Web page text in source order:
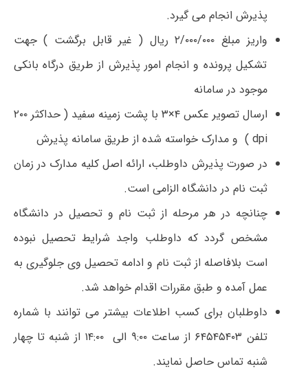
پذیرش انجام می­ گیرد.
واریز مبلغ ۲/۰۰۰/۰۰۰ ریال ( غیر قابل برگشت ) جهت
تشکیل پرونده و انجام امور پذیرش از طریق درگاه بانکی
موجود در سامانه
ارسال تصویر عکس ۴×۳ با پشت زمینه سفید ( حداکثر ۲۰۰
dpi ) و مدارک خواسته شده از طریق سامانه پذیرش
در صورت پذیرش داوطلب، ارائه اصل کلیه مدارک در زمان
ثبت­ نام در دانشگاه الزامی است.
چنانچه در هر مرحله از ثبت­ نام و تحصیل در دانشگاه
مشخص گردد که داوطلب واجد شرایط تحصیل نبوده
است بلافاصله از ثبت­ نام و ادامه تحصیل وی جلوگیری به
عمل آمده و طبق مقررات اقدام خواهد شد.
داوطلبان برای کسب اطلاعات بیشتر می­ توانند با شماره
تلفن­ ۶۴۵۴۵۴۰۳ از ساعت ۹:۰۰ الی ۱۴:۰۰ از شنبه تا چهار
شنبه تماس حاصل نمایند.